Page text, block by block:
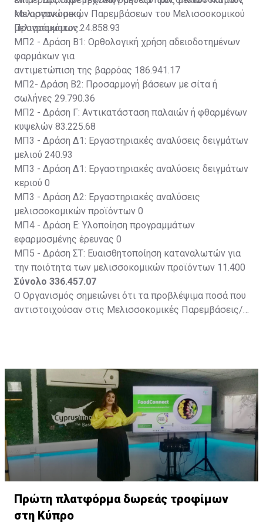
Μελισσοκομικών Παρεμβάσεων του Μελισσοκομικού
Προγράμματος.
και οργανώσεις
μελισσοκόμων 24.858.93
ΜΠ2 - Δράση Β1: Ορθολογική χρήση αδειοδοτημένων
φαρμάκων για
αντιμετώπιση της βαρρόας 186.941.17
ΜΠ2- Δράση Β2: Προσαρμογή βάσεων με σίτα ή
σωλήνες 29.790.36
ΜΠ2 - Δράση Γ: Αντικατάσταση παλαιών ή φθαρμένων
κυψελών 83.225.68
ΜΠ3 - Δράση Δ1: Εργαστηριακές αναλύσεις δειγμάτων
μελιού 240.93
ΜΠ3 - Δράση Δ1: Εργαστηριακές αναλύσεις δειγμάτων
κεριού 0
ΜΠ3 - Δράση Δ2: Εργαστηριακές αναλύσεις
μελισσοκομικών προϊόντων 0
ΜΠ4 - Δράση Ε: Υλοποίηση προγραμμάτων
εφαρμοσμένης έρευνας 0
ΜΠ5 - Δράση ΣΤ: Ευαισθητοποίηση καταναλωτών για
την ποιότητα των μελισσοκομικών προϊόντων 11.400
Σύνολο 336.457.07
Ο Οργανισμός σημειώνει ότι τα προβλέψιμα ποσά που
αντιστοιχούσαν στις Μελισσοκομικές Παρεμβάσεις/
Δράση Β1: Ορθολογική χρήση αδειοδοτημένων
φαρμάκων για αντιμετώπιση της βαρρόας. Ως εκ
τούτου, με την καταβολή του ποσού των €336.457,07
στους δικαιούχους, εκταμιεύθηκε σχεδόν το 100% των
διαθέσιμων πόρων. Το Πρόγραμμα χρηματοδοτήθηκε
σε ποσοστό 50% από Κοινοτικούς πόρους.
Πρώτη πλατφόρμα δωρεάς τροφίμων
στη Κύπρο